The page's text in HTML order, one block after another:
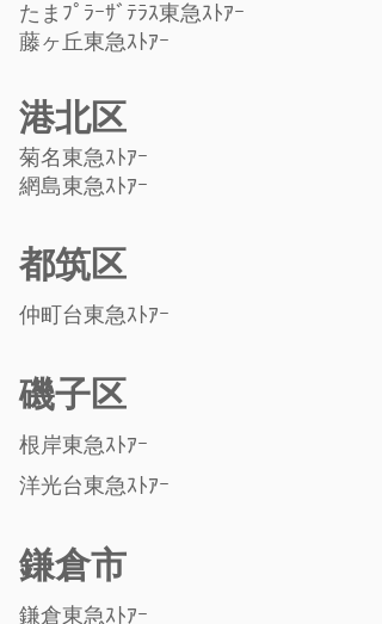
たまﾌﾟﾗｰｻﾞﾃﾗｽ東急ｽﾄｱｰ
藤ヶ丘東急ｽﾄｱｰ
港北区
菊名東急ｽﾄｱｰ
網島東急ｽﾄｱｰ
都筑区
仲町台東急ｽﾄｱｰ
磯子区
根岸東急ｽﾄｱｰ
洋光台東急ｽﾄｱｰ
鎌倉市
鎌倉東急ｽﾄｱｰ